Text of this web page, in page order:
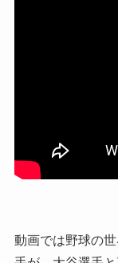
動画では野球の